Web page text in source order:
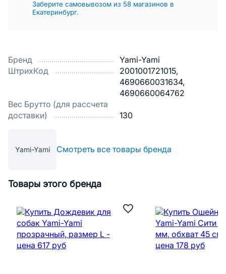
Бренд
Yami-Yami
ШтрихКод
2001001721015,
4690660031634,
4690660064762
Вес Брутто (для рассчета
доставки)
130
Yami-Yami Смотреть все товары бренда
Заберите самовывозом из 58 магазинов в
Екатеринбург.
Товары этого бренда